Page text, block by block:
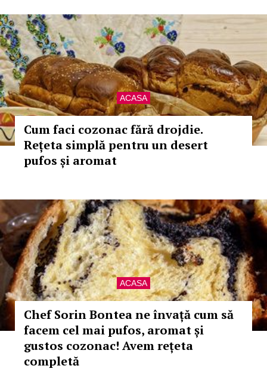
ACASA
Cum faci cozonac fără drojdie.
Rețeta simplă pentru un desert
pufos și aromat
ACASA
Chef Sorin Bontea ne învață cum să
facem cel mai pufos, aromat și
gustos cozonac! Avem rețeta
completă